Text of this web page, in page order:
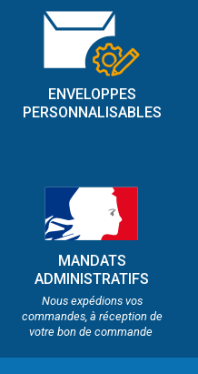
ENVELOPPES
PERSONNALISABLES
MANDATS
ADMINISTRATIFS
Nous expédions vos
commandes, à réception de
votre bon de commande